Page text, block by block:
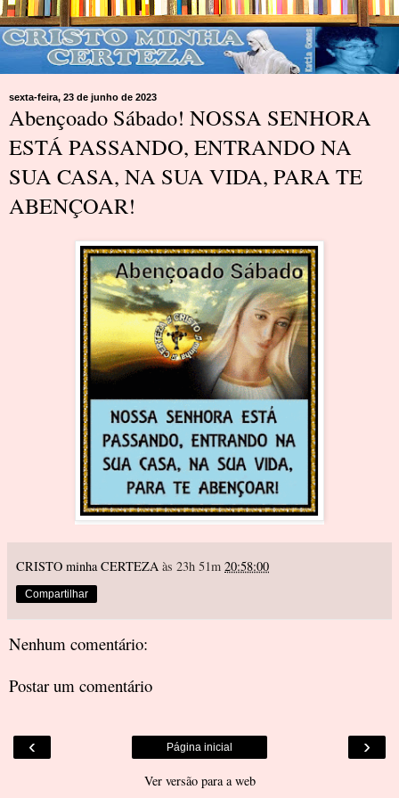
sexta-feira, 23 de junho de 2023
Abençoado Sábado! NOSSA SENHORA
ESTÁ PASSANDO, ENTRANDO NA
SUA CASA, NA SUA VIDA, PARA TE
ABENÇOAR!
CRISTO minha CERTEZA às 23h 51m 20:58:00
Compartilhar
Nenhum comentário:
Postar um comentário
‹ ›
Página inicial
Ver versão para a web